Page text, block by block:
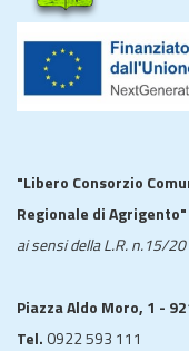
"Libero Consorzio
Regionale di Agrigento"
ai sensi della L.R. n.15/
Piazza Aldo Moro, 1 -
Tel. 0922 593 111